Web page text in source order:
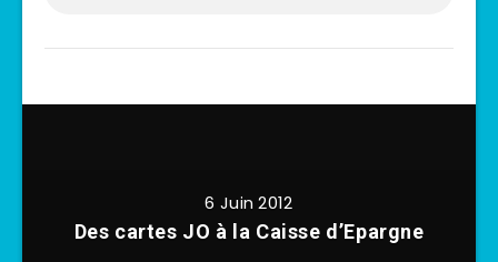
6 Juin 2012
Des cartes JO à la Caisse d’Epargne